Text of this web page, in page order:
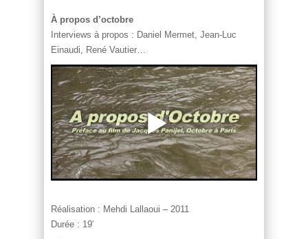
À propos d’octobre
Interviews à propos : Daniel Mermet, Jean-Luc
Einaudi, René Vautier…
Réalisation : Mehdi Lallaoui – 2011
Durée : 19′